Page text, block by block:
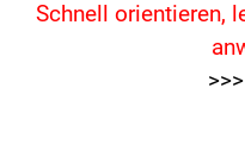
Schnell orientieren,